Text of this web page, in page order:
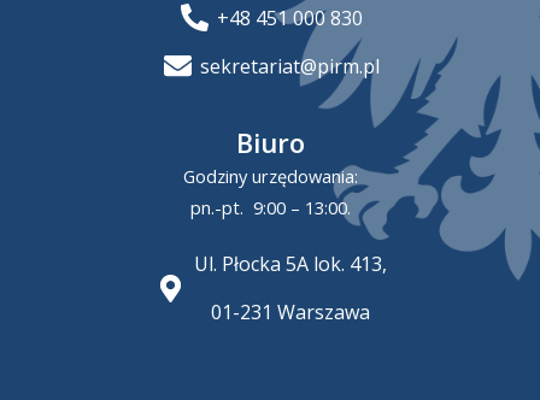
+48 451 000 830
sekretariat@pirm.pl
Biuro
Godziny urzędowania:
pn.-pt. 9:00 – 13:00.
Ul. Płocka 5A lok. 413,
01-231 Warszawa